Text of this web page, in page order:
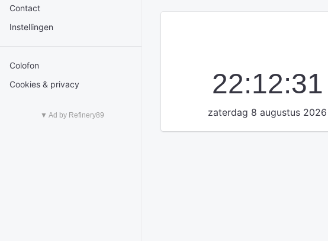
Contact
Instellingen
Colofon
Cookies & privacy
▼ Ad by Refinery89
22:12:32
zaterdag 8 augustus 2026